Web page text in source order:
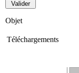
Objet
Téléchargements